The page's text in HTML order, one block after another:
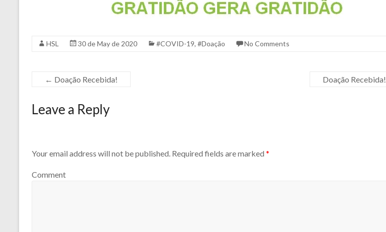
HSL 30 de May de 2020 #COVID-19, #Doação No Comments
← Doação Recebida! Doação Recebida!
Leave a Reply
Your email address will not be published. Required fields are marked *
Comment